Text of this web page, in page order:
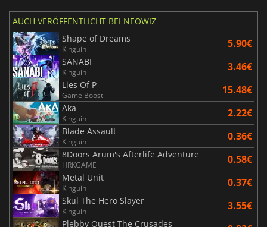
AUCH VERÖFFENTLICHT BEI NEOWIZ
Shape of Dreams
Kinguin 5.90€
SANABI
Kinguin 3.46€
Lies Of P
Game Boost 15.48€
Aka
Kinguin 2.22€
Blade Assault
Kinguin 0.36€
8Doors Arum's Afterlife Adventure
HRKGAME 0.58€
Metal Unit
Kinguin 0.37€
Skul The Hero Slayer
Kinguin 3.55€
Plebby Quest The Crusades